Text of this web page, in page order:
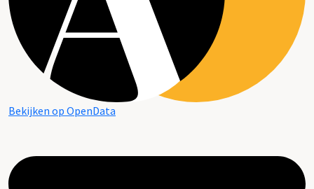
Bekijken op OpenData